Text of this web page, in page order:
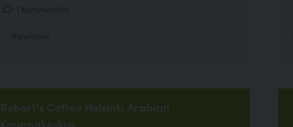
Robert's Coffee Helsinki Arabian
Kauppakeskus